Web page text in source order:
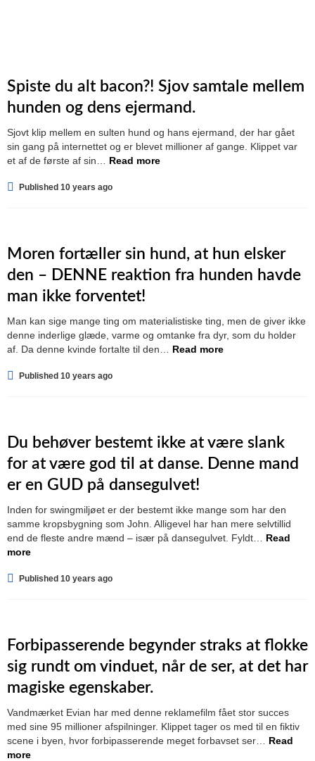
Spiste du alt bacon?! Sjov samtale mellem
hunden og dens ejermand.
Sjovt klip mellem en sulten hund og hans ejermand, der har gået
sin gang på internettet og er blevet millioner af gange. Klippet var
et af de første af sin… Read more
Published 10 years ago
Moren fortæller sin hund, at hun elsker
den – DENNE reaktion fra hunden havde
man ikke forventet!
Man kan sige mange ting om materialistiske ting, men de giver ikke
denne inderlige glæde, varme og omtanke fra dyr, som du holder
af. Da denne kvinde fortalte til den… Read more
Published 10 years ago
Du behøver bestemt ikke at være slank
for at være god til at danse. Denne mand
er en GUD på dansegulvet!
Inden for swingmiljøet er der bestemt ikke mange som har den
samme kropsbygning som John. Alligevel har han mere selvtillid
end de fleste andre mænd – især på dansegulvet. Fyldt… Read
more
Published 10 years ago
Forbipasserende begynder straks at flokke
sig rundt om vinduet, når de ser, at det har
magiske egenskaber.
Vandmærket Evian har med denne reklamefilm fået stor succes
med sine 95 millioner afspilninger. Klippet tager os med til en fiktiv
scene i byen, hvor forbipasserende meget forbavset ser… Read
more